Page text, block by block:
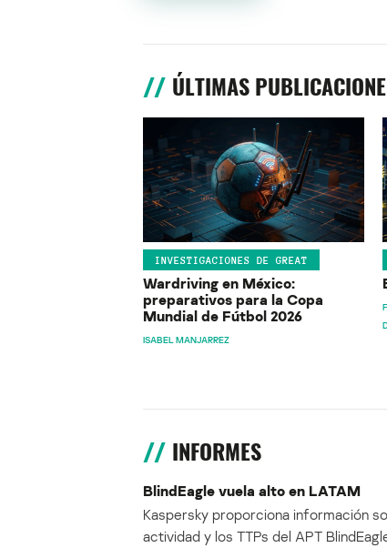
ÚLTIMAS
INVESTIGACIONES DE GREAT
Wardriving en México:
preparativos para la Copa
Mundial de Fútbol 2026
ISABEL MANJARREZ
INFORMES
BlindEagle vuela alto en LATAM
Kaspersky proporciona información
actividad y los TTPs del APT